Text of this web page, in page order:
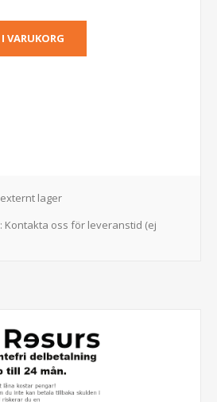
lager
Kontakta oss för leveranstid (ej